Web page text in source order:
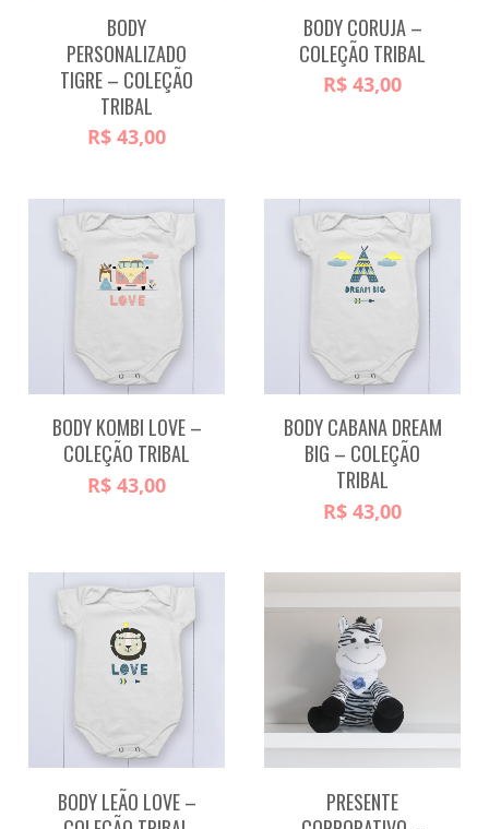
BODY
PERSONALIZADO
TIGRE – COLEÇÃO
TRIBAL
R$43,00
BODY CORUJA –
COLEÇÃO TRIBAL
R$43,00
BODY KOMBI LOVE –
COLEÇÃO TRIBAL
R$43,00
BODY CABANA DREAM
BIG – COLEÇÃO
TRIBAL
R$43,00
BODY LEÃO LOVE –
PRESENTE